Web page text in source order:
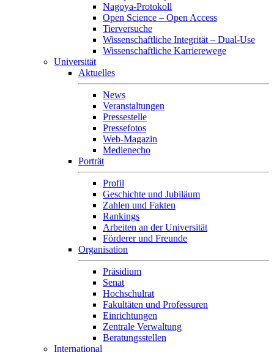
Nagoya-Protokoll
Open Science – Open Access
Tierversuche
Wissenschaftliche Integrität – Dual-Use
Wissenschaftliche Karrierewege
Universität
Aktuelles
News
Veranstaltungen
Pressestelle
Pressefotos
Web-Magazin
Medienecho
Porträt
Profil
Geschichte und Jubiläum
Zahlen und Fakten
Rankings
Arbeiten an der Universität
Förderer und Freunde
Organisation
Präsidium
Senat
Hochschulrat
Fakultäten und Professuren
Einrichtungen
Zentrale Verwaltung
Beratungsstellen
International